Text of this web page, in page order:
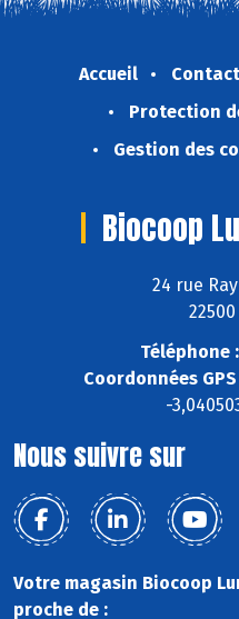
Accueil Contact
Protection
Gestion des
Biocoop
24 rue
Téléphone :
Coordonnées GPS
-
Nous suivre sur
Votre magasin Biocoop
proche de :